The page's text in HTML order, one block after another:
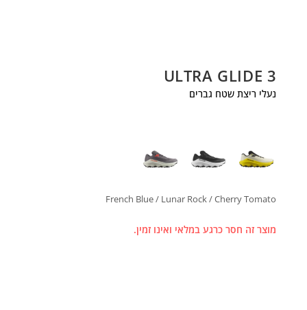
ULTRA GLIDE 3
נעלי ריצת שטח גברים
French Blue / Lunar Rock / Cherry Tomato
מוצר זה חסר כרגע במלאי ואינו זמין.